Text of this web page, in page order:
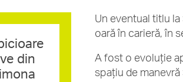
din
Un eventual titlu
oară în carieră, în
A fost o evoluție
spațiu de